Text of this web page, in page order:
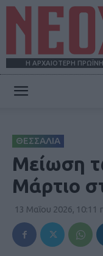
Η ΑΡΧΑΙΟΤΕΡΗ
ΘΕΣΣΑΛΙΑ
Μείωση
Μάρτιο
13 Μαΐου 2026, 10:11